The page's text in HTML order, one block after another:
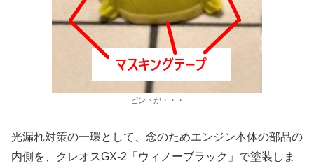
ピントが・・・
光漏れ対策の一環として、念のためエンジン本体の部品の
内側を、クレオスGX-2「ウィノーブラック」で塗装しま